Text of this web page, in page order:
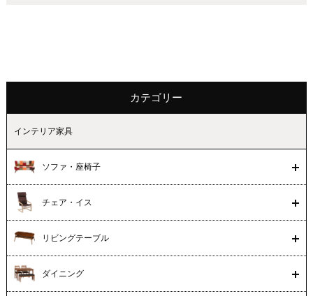
カテゴリー
インテリア家具
ソファ・座椅子
チェア・イス
リビングテーブル
ダイニング